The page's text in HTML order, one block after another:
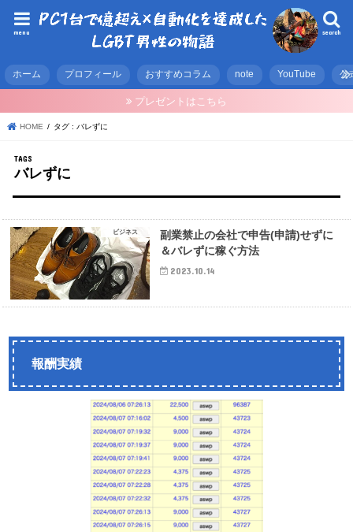
search
menu
ホーム プロフィール おすすめコラム note YouTube 公
プレゼントはこちら
HOME タグ : バレずに
バレずに
ビジネス
副業禁止の会社で申告(申請)せずに
＆バレずに稼ぐ方法
2023.10.14
報酬実績